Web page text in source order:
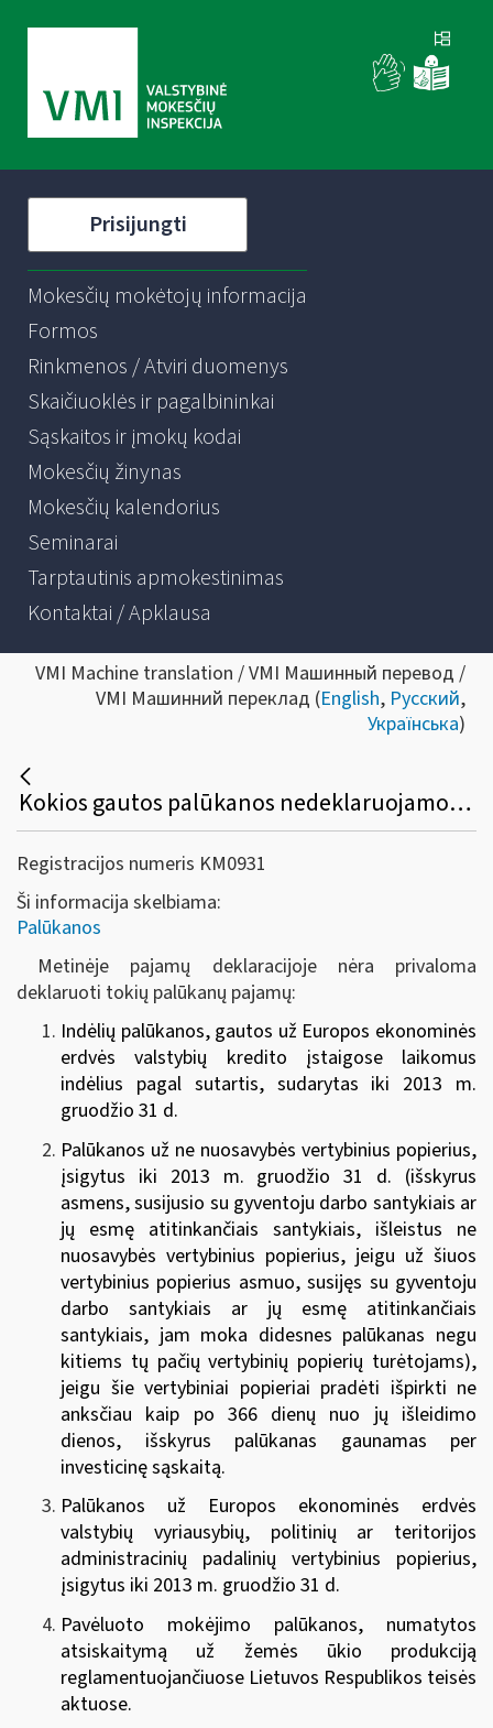
Prisijungti
Mokesčių mokėtojų informacija
Formos
Rinkmenos / Atviri duomenys
Skaičiuoklės ir pagalbininkai
Sąskaitos ir įmokų kodai
Mokesčių žinynas
Mokesčių kalendorius
Seminarai
Tarptautinis apmokestinimas
Kontaktai / Apklausa
VMI Machine translation / VMI Машинный перевод /
VMI Машинний переклад (English, Русский,
Українська)
Kokios gautos palūkanos nedeklaruojamos metinėje pajamų deklaracijoje?
Registracijos numeris KM0931
Ši informacija skelbiama:
Palūkanos
Metinėje pajamų
deklaracijoje nėra privaloma
deklaruoti tokių palūkanų pajamų:
Indėlių palūkanos, gautos už Europos ekonominės
erdvės valstybių kredito įstaigose laikomus
indėlius pagal sutartis, sudarytas iki 2013 m.
gruodžio 31 d.
Palūkanos už ne nuosavybės vertybinius popierius,
įsigytus iki 2013 m. gruodžio 31 d. (išskyrus
asmens, susijusio su gyventoju darbo santykiais ar
jų esmę atitinkančiais santykiais, išleistus ne
nuosavybės vertybinius popierius, jeigu už šiuos
vertybinius popierius asmuo, susijęs su gyventoju
darbo santykiais ar jų esmę atitinkančiais
santykiais, jam moka didesnes palūkanas negu
kitiems tų pačių vertybinių popierių turėtojams),
jeigu šie vertybiniai popieriai pradėti išpirkti ne
anksčiau kaip po 366 dienų nuo jų išleidimo
dienos, išskyrus palūkanas gaunamas per
investicinę sąskaitą.
Palūkanos už Europos ekonominės erdvės
valstybių vyriausybių, politinių ar teritorijos
administracinių padalinių vertybinius popierius,
įsigytus iki 2013 m. gruodžio 31 d.
Pavėluoto mokėjimo palūkanos, numatytos
atsiskaitymą už žemės ūkio produkciją
reglamentuojančiuose Lietuvos Respublikos teisės
aktuose.